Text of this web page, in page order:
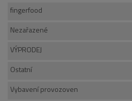
fingerfood
Nezařazené
VÝPRODEJ
Ostatní
Vybavení provozoven